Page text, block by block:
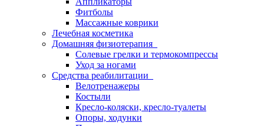
Фитболы
Массажные коврики
Лечебная косметика
Домашняя физиотерапия
Солевые грелки и термокомпрессы
Уход за ногами
Средства реабилитации
Велотренажеры
Костыли
Кресло-коляски, кресло-туалеты
Опоры, ходунки